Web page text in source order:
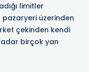
limitler
üzerinden
çekinden kendi
birçok yan